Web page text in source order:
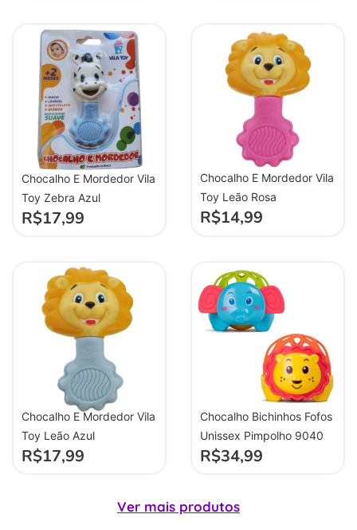
Chocalho E Mordedor Vila
Toy Zebra Azul
R$17,99
Chocalho E Mordedor Vila
Toy Leão Rosa
R$14,99
Chocalho E Mordedor Vila
Toy Leão Azul
R$17,99
Chocalho Bichinhos Fofos
Unissex Pimpolho 9040
R$34,99
Ver mais produtos